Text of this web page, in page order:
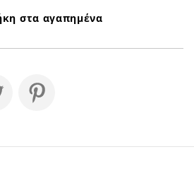
στα αγαπημένα